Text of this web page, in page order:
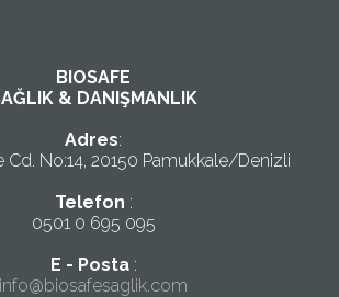
BIOSAFE
& DANIŞMANLIK
Adres:
Cd. No:14, 20150 Pamukkale/Denizli
Telefon :
0501 0 695 095
E - Posta:
info@biosafesaglik.com